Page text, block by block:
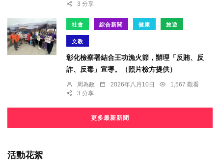
3 分享
社會 綜合新聞 健康 旅遊
文教
彰化檢察署結合王功漁火節，辦理「反賄、反
詐、反毒」宣導。（照片檢方提供）
周為政 2026年八月10日
1,567 觀看
3 分享
更多最新新聞
活動花絮